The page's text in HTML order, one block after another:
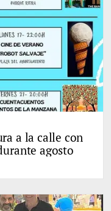
a la calle con
agosto